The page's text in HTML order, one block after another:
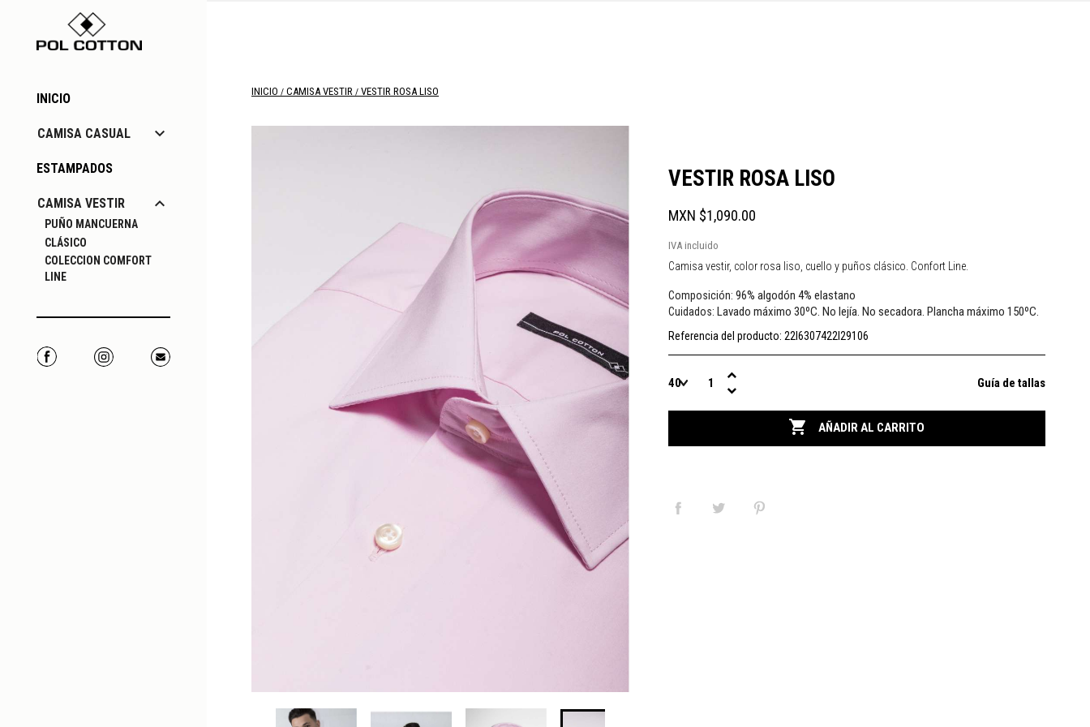
INICIO
CAMISA CASUAL 
ESTAMPADOS
CAMISA VESTIR 
PUÑO MANCUERNA
CLÁSICO
COLECCION COMFORT
LINE
Facebook Instagram
INICIO CAMISA VESTIR VESTIR ROSA LISO
VESTIR ROSA LISO
MXN $1,090.00
IVA incluido
Camisa vestir, color rosa liso, cuello y puños clásico. Confort Line.
Composición: 96% algodón 4% elastano
Cuidados: Lavado máximo 30ºC. No lejía. No secadora. Plancha máximo 150ºC.
Referencia del producto: 22I6307422I29106
Guía de tallas
 AÑADIR AL CARRITO